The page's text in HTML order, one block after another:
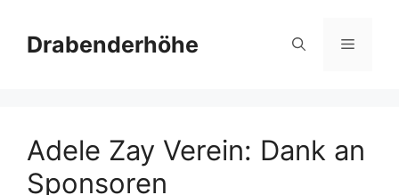
Inhalt
springen
Drabenderhöhe Menü
Adele Zay Verein: Dank an
Sponsoren